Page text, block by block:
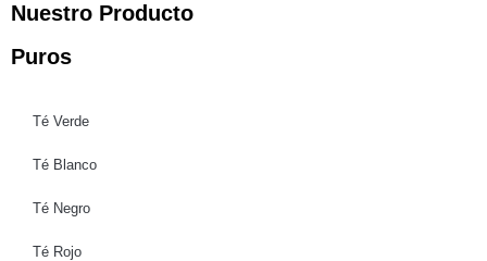
Nuestro Producto
Puros
Té Verde
Té Blanco
Té Negro
Té Rojo